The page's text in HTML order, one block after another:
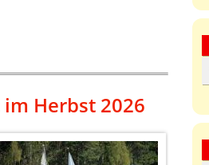
Herbst 2026